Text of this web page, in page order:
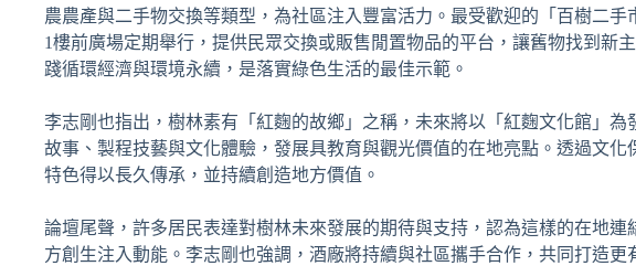
農農產與二手物交換等類型，為社區注入豐富活力。最受歡迎的「百樹二手
1樓前廣場定期舉行，提供民眾交換或販售閒置物品的平台，讓舊物找到新
踐循環經濟與環境永續，是落實綠色生活的最佳示範。
李志剛也指出，樹林素有「紅麴的故鄉」之稱，未來將以「紅麴文化館」為
故事、製程技藝與文化體驗，發展具教育與觀光價值的在地亮點。透過文化
特色得以長久傳承，並持續創造地方價值。
論壇尾聲，許多居民表達對樹林未來發展的期待與支持，認為這樣的在地連
方創生注入動能。李志剛也強調，酒廠將持續與社區攜手合作，共同打造更